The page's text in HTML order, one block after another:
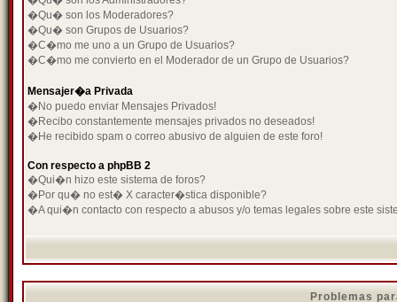
�Qu� son los Moderadores?
�Qu� son Grupos de Usuarios?
�C�mo me uno a un Grupo de Usuarios?
�C�mo me convierto en el Moderador de un Grupo de Usuarios?
Mensajer�a Privada
�No puedo enviar Mensajes Privados!
�Recibo constantemente mensajes privados no deseados!
�He recibido spam o correo abusivo de alguien de este foro!
Con respecto a phpBB 2
�Qui�n hizo este sistema de foros?
�Por qu� no est� X caracter�stica disponible?
�A qui�n contacto con respecto a abusos y/o temas legales sobre este
Problemas